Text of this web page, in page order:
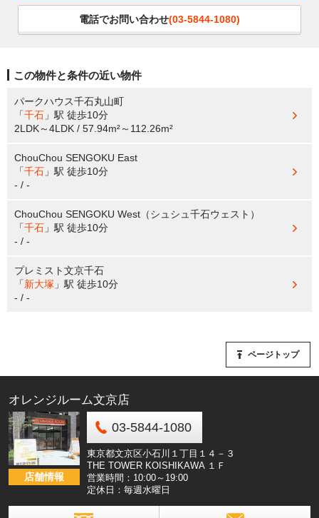
電話でお問い合わせ(03-5844-1080)
この物件と条件の近い物件
パークハウス千石丸山町
「千石 」駅 徒歩10分
2LDK～4LDK / 57.94m²～112.26m²
ChouChou SENGOKU East
「千石 」駅 徒歩10分
- / -
ChouChou SENGOKU West（シュシュ千石ウェスト）
「千石 」駅 徒歩10分
- / -
プレミスト文京千石
「新大塚 」駅 徒歩10分
- / -
ページトップ
オレンジルーム文京店
店舗情報
03-5844-1080
東京都文京区小石川１丁目１４－３
THE TOWER KOISHIKAWA １Ｆ
営業時間：10:00～19:00
定休日：毎週水曜日